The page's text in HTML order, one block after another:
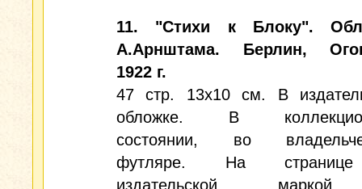
11. "Стихи к Блоку".
А.Арнштама. Берлин,
1922 г.
47 стр. 13х10 см. В
обложке. В
состоянии, во
футляре. На
издательской